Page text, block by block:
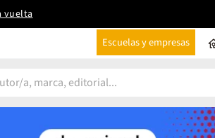
vuelta
Escuelas y empresas